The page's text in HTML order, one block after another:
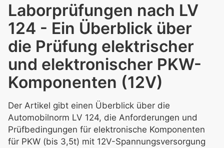
Laborprüfungen nach LV
124 - Ein Überblick über
die Prüfung elektrischer
und elektronischer PKW-
Komponenten (12V)
Der Artikel gibt einen Überblick über die
Automobilnorm LV 124, die Anforderungen und
Prüfbedingungen für elektronische Komponenten
für PKW (bis 3,5t) mit 12V-Spannungsversorgung